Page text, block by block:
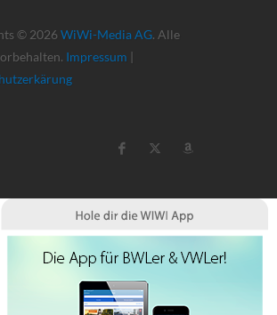
© 2026 WiWi-Media AG. Alle
Impressum |